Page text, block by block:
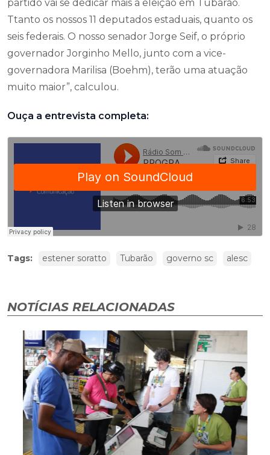
partido vai se dedicar mais à eleição em Tubarão.
Ttanto os nossos 11 deputados estaduais, quanto os
seis federais. O nosso senador Jorge Seif, o próprio
governador Jorginho Mello, junto com a vice-
governadora Marilisa (Boehm), terão uma atuação
muito maior”, calculou.
Ouça a entrevista completa:
Tags: estener soratto Tubarão governo sc alesc
NOTÍCIAS RELACIONADAS